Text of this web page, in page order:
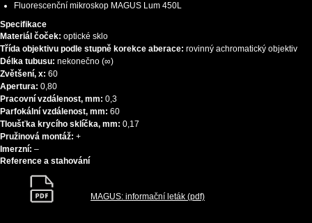
Fluorescenční mikroskop MAGUS Lum 450L
Specifikace
Materiál čoček: optické sklo
Třída objektivu podle stupně korekce aberace: rovinný achromatický objektiv
Délka tubusu: nekonečno (∞)
Zvětšení, x: 60
Apertura: 0,80
Pracovní vzdálenost, mm: 0,3
Parfokální vzdálenost, mm: 60
Tloušťka krycího sklíčka, mm: 0,17
Pružinová montáž: +
Imerzní: –
Reference a stahování
MAGUS: informační leták (pdf)